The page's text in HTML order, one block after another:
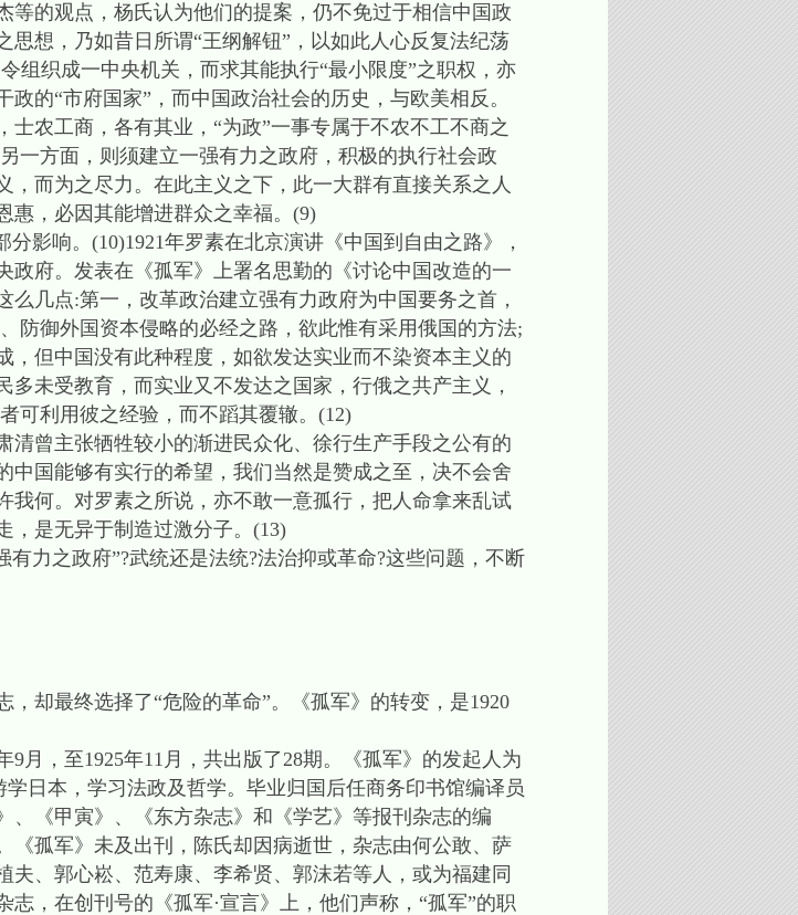
的观点，杨氏认为他们的提案，仍不免过于相信中国政
想，乃如昔日所谓“王纲解钮”，以如此人心反复法纪荡
组织成一中央机关，而求其能执行“最小限度”之职权，亦
的“市府国家”，而中国政治社会的历史，与欧美相反。
农工商，各有其业，“为政”一事专属于不农不工不商之
一方面，则须建立一强有力之政府，积极的执行社会政
而为之尽力。在此主义之下，此一大群有直接关系之人
惠，必因其能增进群众之幸福。(9)
响。(10)1921年罗素在北京演讲《中国到自由之路》，
府。发表在《孤军》上署名思勤的《讨论中国改造的一
几点:第一，改革政治建立强有力政府为中国要务之首，
防御外国资本侵略的必经之路，欲此惟有采用俄国的方法;
但中国没有此种程度，如欲发达实业而不染资本主义的
未受教育，而实业又不发达之国家，行俄之共产主义，
可利用彼之经验，而不蹈其覆辙。(12)
曾主张牺牲较小的渐进民众化、徐行生产手段之公有的
国能够有实行的希望，我们当然是赞成之至，决不会舍
何。对罗素之所说，亦不敢一意孤行，把人命拿来乱试
，是无异于制造过激分子。(13)
之政府”?武统还是法统?法治抑或革命?这些问题，不断
最终选择了“危险的革命”。《孤军》的转变，是1920
，至1925年11月，共出版了28期。《孤军》的发起人为
日本，学习法政及哲学。毕业归国后任商务印书馆编译员
《甲寅》、《东方杂志》和《学艺》等报刊杂志的编
孤军》未及出刊，陈氏却因病逝世，杂志由何公敢、萨
、郭心崧、范寿康、李希贤、郭沫若等人，或为福建同
，在创刊号的《孤军·宣言》上，他们声称，“孤军”的职